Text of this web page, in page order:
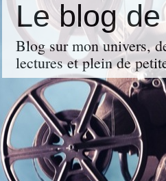
Le blog
Blog sur mon univers,
lectures et plein de